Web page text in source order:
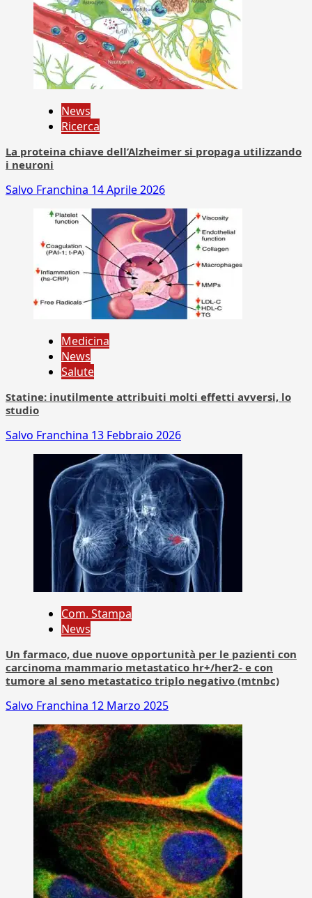
News
Ricerca
La proteina chiave dell’Alzheimer si propaga utilizzando
i neuroni
Salvo Franchina 14 Aprile 2026
Medicina
News
Salute
Statine: inutilmente attribuiti molti effetti avversi, lo
studio
Salvo Franchina 13 Febbraio 2026
Com. Stampa
News
Un farmaco, due nuove opportunità per le pazienti con
carcinoma mammario metastatico hr+/her2- e con
tumore al seno metastatico triplo negativo (mtnbc)
Salvo Franchina 12 Marzo 2025